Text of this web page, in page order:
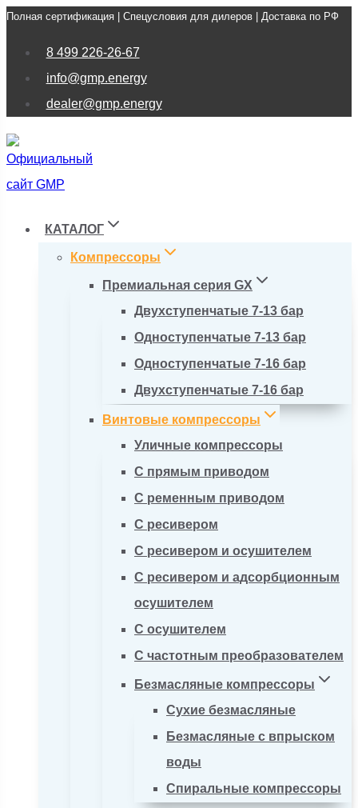
Перейти
Полная сертификация | Спецусловия для дилеров | Доставка по РФ
8 499 226-26-67
info@gmp.energy
dealer@gmp.energy
КАТАЛОГ
Компрессоры
Премиальная серия GX
Двухступенчатые 7-13 бар
Одноступенчатые 7-13 бар
Одноступенчатые 7-16 бар
Двухступенчатые 7-16 бар
Винтовые компрессоры
Уличные компрессоры
С прямым приводом
С ременным приводом
С ресивером
С ресивером и осушителем
С ресивером и адсорбционным
осушителем
С осушителем
С частотным преобразователем
Безмасляные компрессоры
Сухие безмасляные
Безмасляные с впрыском
воды
Спиральные компрессоры